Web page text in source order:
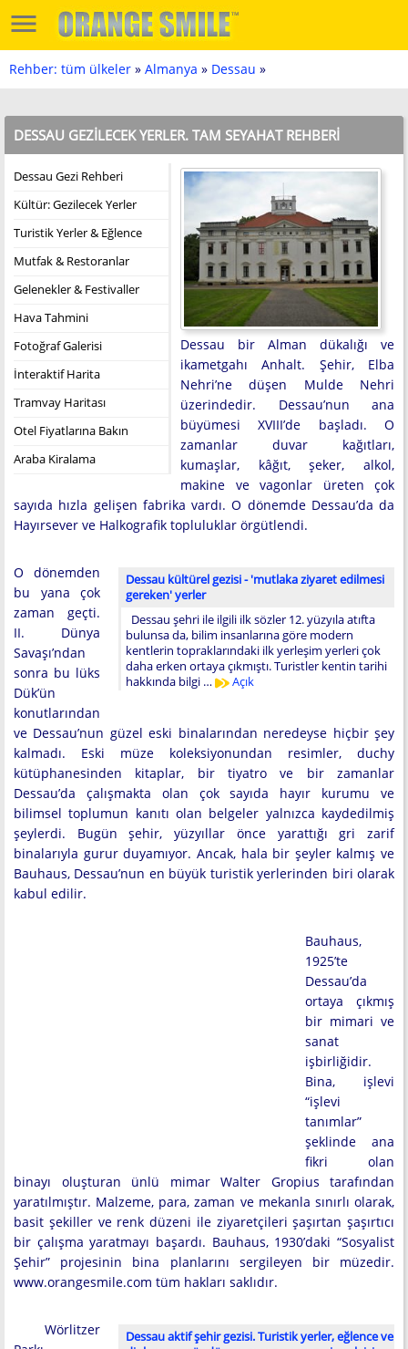
Rehber: tüm ülkeler » Almanya » Dessau »
DESSAU GEZILECEK YERLER. TAM SEYAHAT REHBERI
Dessau Gezi Rehberi
Kültür: Gezilecek Yerler
Turistik Yerler & Eğlence
Mutfak & Restoranlar
Gelenekler & Festivaller
Hava Tahmini
Fotoğraf Galerisi
İnteraktif Harita
Tramvay Haritası
Otel Fiyatlarına Bakın
Araba Kiralama
Dessau bir Alman dükalığı ve
ikametgahı Anhalt. Şehir, Elba
Nehri’ne düşen Mulde Nehri
üzerindedir. Dessau’nun ana
büyümesi XVIII’de başladı. O
zamanlar duvar kağıtları,
kumaşlar, kâğıt, şeker, alkol,
makine ve vagonlar üreten çok
sayıda hızla gelişen fabrika vardı. O dönemde Dessau’da da
Hayırsever ve Halkografik topluluklar örgütlendi.
Dessau kültürel gezisi - 'mutlaka ziyaret edilmesi
gereken' yerler
Dessau şehri ile ilgili ilk sözler 12. yüzyıla atıfta
bulunsa da, bilim insanlarına göre modern
kentlerin topraklarındaki ilk yerleşim yerleri çok
daha erken ortaya çıkmıştı. Turistler kentin tarihi
hakkında bilgi …
Açık
O dönemden
bu yana çok
zaman geçti.
II. Dünya
Savaşı’ndan
sonra bu lüks
Dük’ün
konutlarından
ve Dessau’nun güzel eski binalarından neredeyse hiçbir şey
kalmadı. Eski müze koleksiyonundan resimler, duchy
kütüphanesinden kitaplar, bir tiyatro ve bir zamanlar
Dessau’da çalışmakta olan çok sayıda hayır kurumu ve
bilimsel toplumun kanıtı olan belgeler yalnızca kaydedilmiş
şeylerdi. Bugün şehir, yüzyıllar önce yarattığı gri zarif
binalarıyla gurur duyamıyor. Ancak, hala bir şeyler kalmış ve
Bauhaus, Dessau’nun en büyük turistik yerlerinden biri olarak
kabul edilir.
Bauhaus,
1925’te
Dessau’da
ortaya çıkmış
bir mimari ve
sanat
işbirliğidir.
Bina, işlevi
“işlevi
tanımlar”
şeklinde ana
fikri olan
binayı oluşturan ünlü mimar Walter Gropius tarafından
yaratılmıştır. Malzeme, para, zaman ve mekanla sınırlı olarak,
basit şekiller ve renk düzeni ile ziyaretçileri şaşırtan şaşırtıcı
bir çalışma yaratmayı başardı. Bauhaus, 1930’daki “Sosyalist
Şehir” projesinin bina planlarını sergileyen bir müzedir.
www.orangesmile.com tüm hakları saklıdır.
Dessau aktif şehir gezisi. Turistik yerler, eğlence ve
Wörlitzer